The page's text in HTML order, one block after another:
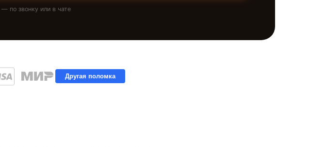
— по звонку или в чате
Другая поломка